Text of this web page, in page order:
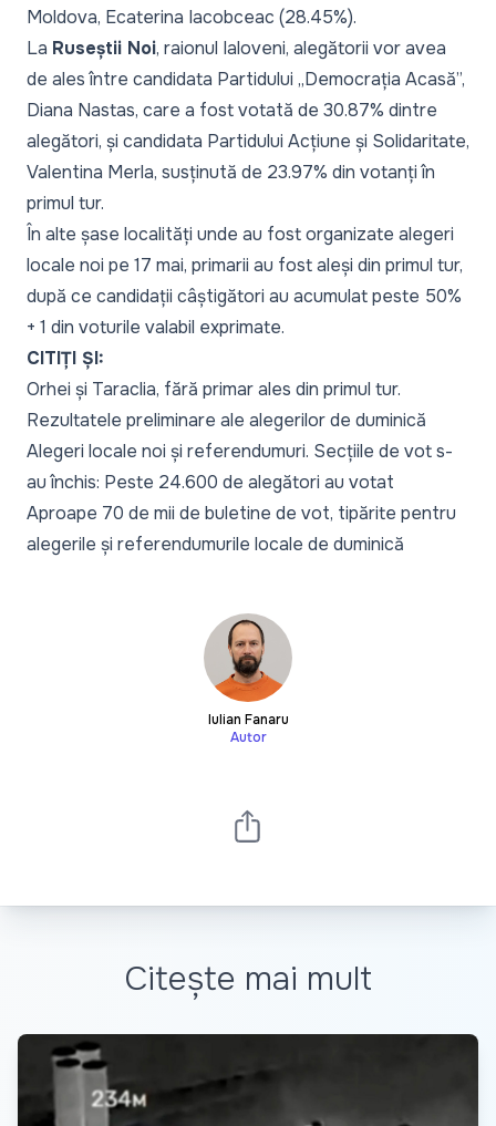
Moldova, Ecaterina Iacobceac (28.45%).
La Ruseștii Noi, raionul Ialoveni, alegătorii vor avea
de ales între candidata Partidului „Democrația Acasă”,
Diana Nastas, care a fost votată de 30.87% dintre
alegători, și candidata Partidului Acțiune și Solidaritate,
Valentina Merla, susținută de 23.97% din votanți în
primul tur.
În alte șase localități unde au fost organizate alegeri
locale noi pe 17 mai, primarii au fost aleși din primul tur,
după ce candidații câștigători au acumulat peste 50%
+ 1 din voturile valabil exprimate.
CITIȚI ȘI:
Orhei și Taraclia, fără primar ales din primul tur.
Rezultatele preliminare ale alegerilor de duminică
Alegeri locale noi și referendumuri. Secțiile de vot s-
au închis: Peste 24.600 de alegători au votat
Aproape 70 de mii de buletine de vot, tipărite pentru
alegerile și referendumurile locale de duminică
Iulian Fanaru
Autor
Citește mai mult